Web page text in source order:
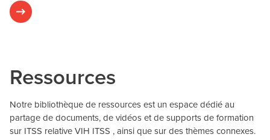
Ressources
Notre bibliothèque de ressources est un espace dédié au
partage de documents, de vidéos et de supports de formation
sur ITSS relative VIH ITSS , ainsi que sur des thèmes connexes.